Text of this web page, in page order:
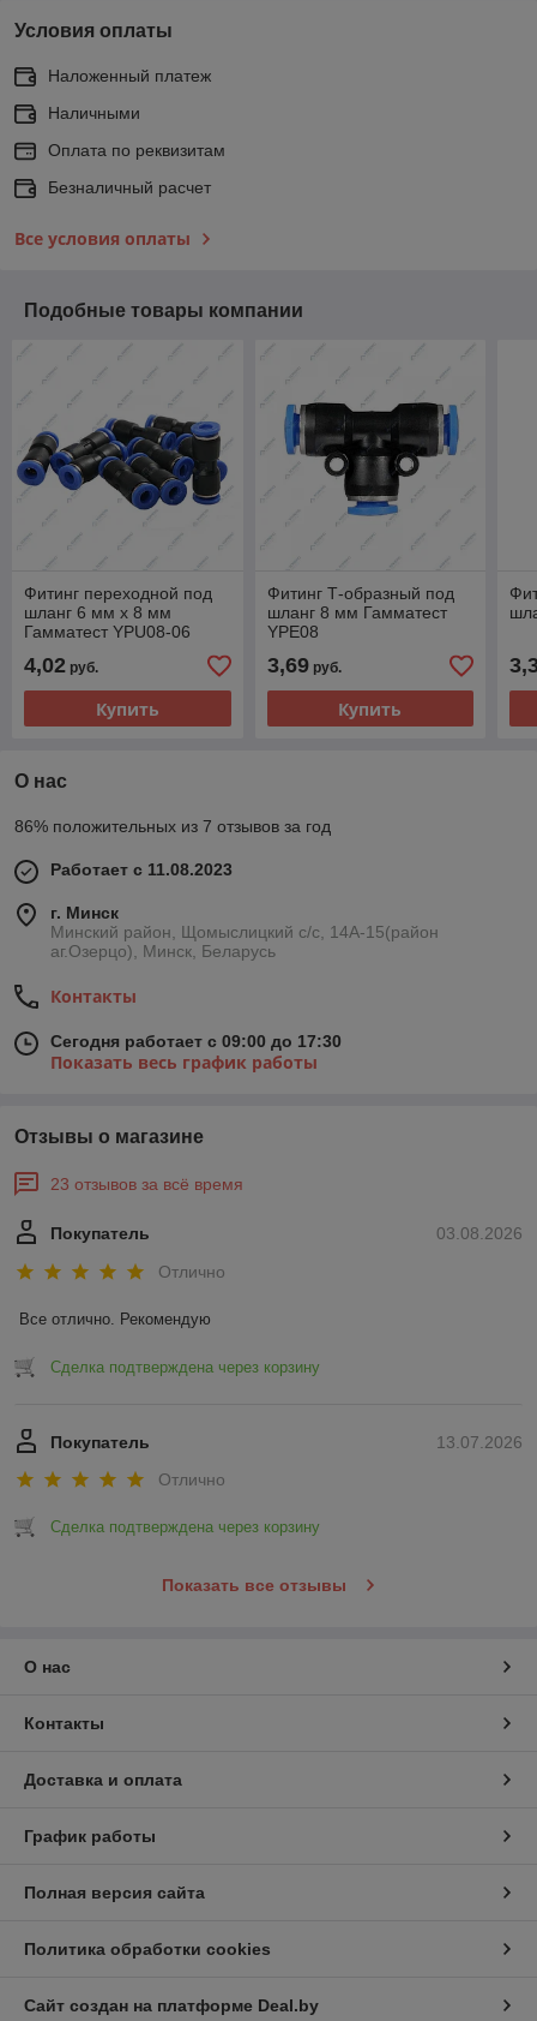
Условия оплаты
Наложенный платеж
Наличными
Оплата по реквизитам
Безналичный расчет
Все условия оплаты
Подобные товары компании
Фитинг переходной под
шланг 6 мм х 8 мм
Гамматест YPU08-06
4,02 руб.
Купить
Фитинг Т-образный под
шланг 8 мм Гамматест
YPE08
3,69руб.
Купить
О нас
86% положительных из 7 отзывов за год
Работает с 11.08.2023
г. Минск
Минский район, Щомыслицкий с/с, 14А-15(район
аг.Озерцо), Минск, Беларусь
Контакты
Сегодня работает с 09:00 до 17:30
Показать весь график работы
Отзывы о магазине
23 отзывов за всё время
03.08.2026
Покупатель
Отлично
Все отлично. Рекомендую
Сделка подтверждена через корзину
13.07.2026
Покупатель
Отлично
Сделка подтверждена через корзину
Показать все отзывы
О нас
Контакты
Доставка и оплата
График работы
Полная версия сайта
Политика обработки cookies
Сайт создан на платформе Deal.by